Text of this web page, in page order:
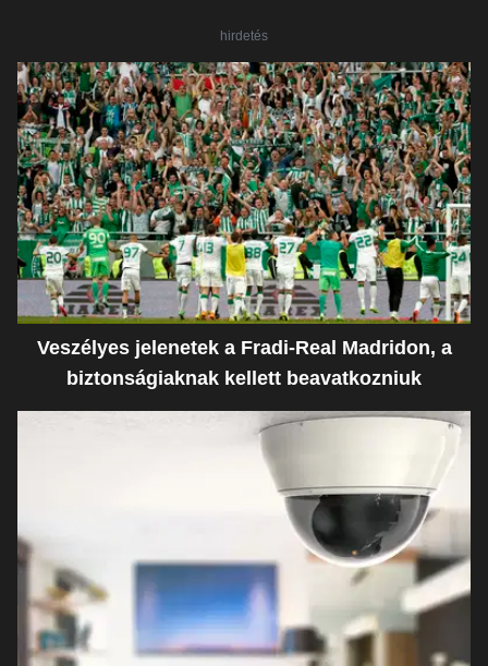
hirdetés
Veszélyes jelenetek a Fradi-Real Madridon, a
biztonságiaknak kellett beavatkozniuk